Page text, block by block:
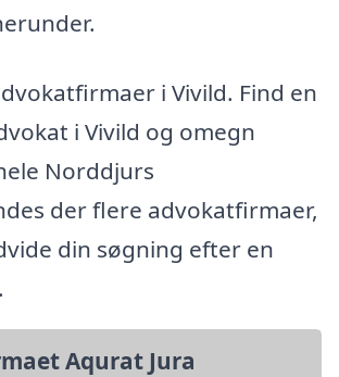
i Vivild. Find en
i Vivild og omegn
Norddjurs
der flere advokatfirmaer,
din søgning efter en
Aqurat Jura